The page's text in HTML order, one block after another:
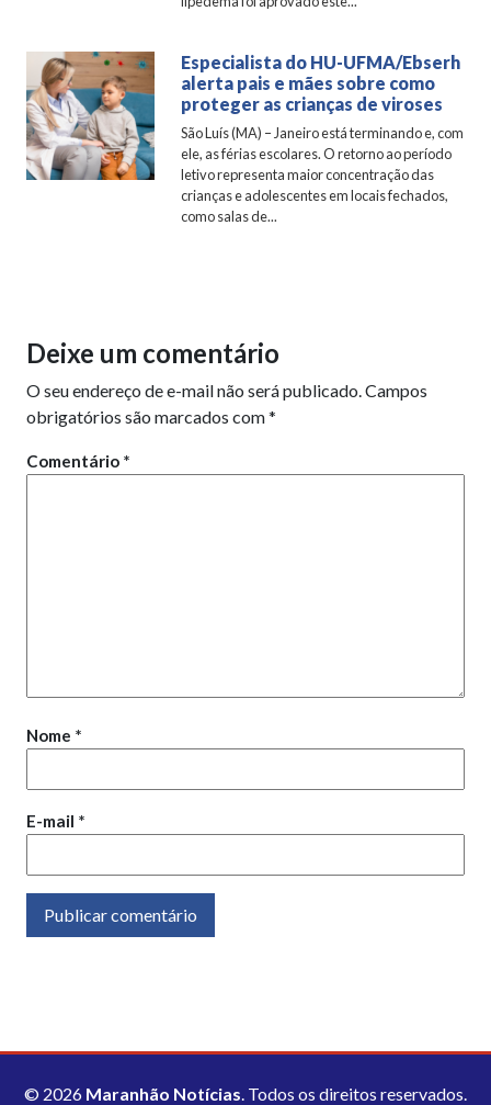
Especialista do HU-UFMA/Ebserh
alerta pais e mães sobre como
proteger as crianças de viroses
São Luís (MA) – Janeiro está terminando e, com
ele, as férias escolares. O retorno ao período
letivo representa maior concentração das
crianças e adolescentes em locais fechados,
como salas de...
Deixe um comentário
O seu endereço de e-mail não será publicado.Campos
obrigatórios são marcados com*
Comentário *
Nome *
E-mail *
© 2026 Maranhão Notícias. Todos os direitos reservados.